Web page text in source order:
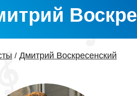
/ Дмитрий Воскресенский